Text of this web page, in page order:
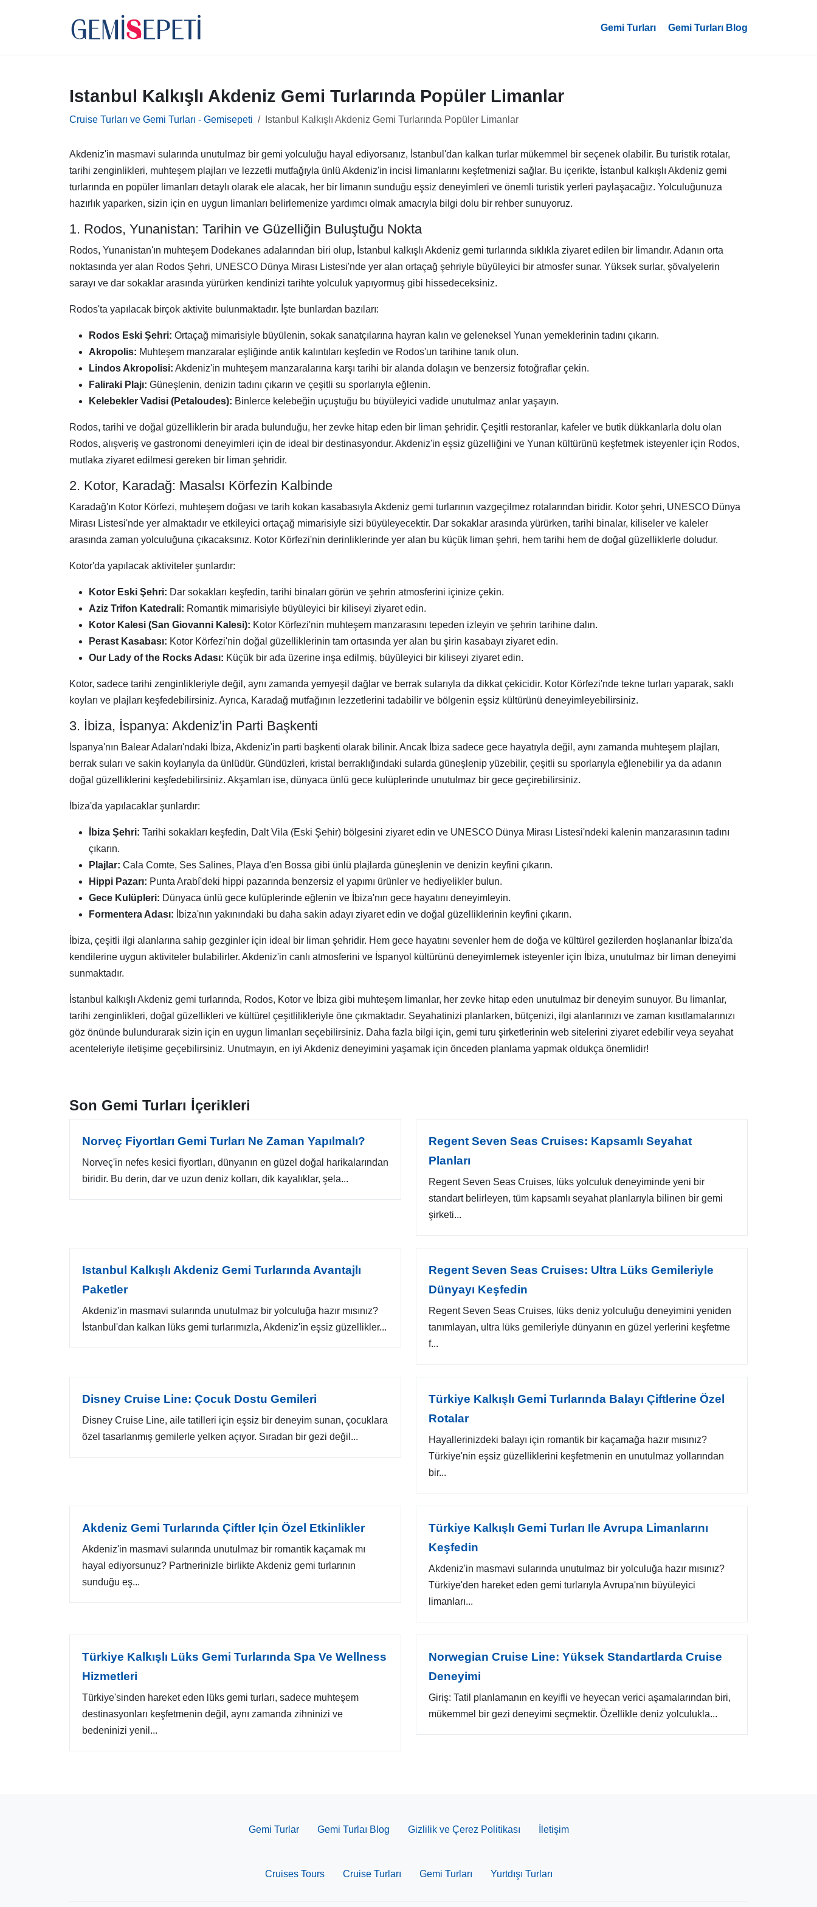
Gemi Turları Gemi Turları Blog
Istanbul Kalkışlı Akdeniz Gemi Turlarında Popüler Limanlar
Cruise Turları ve Gemi Turları - Gemisepeti Istanbul Kalkışlı Akdeniz Gemi Turlarında Popüler Limanlar
Akdeniz'in masmavi sularında unutulmaz bir gemi yolculuğu hayal ediyorsanız, İstanbul'dan kalkan turlar mükemmel bir seçenek olabilir. Bu turistik rotalar,
tarihi zenginlikleri, muhteşem plajları ve lezzetli mutfağıyla ünlü Akdeniz'in incisi limanlarını keşfetmenizi sağlar. Bu içerikte, İstanbul kalkışlı Akdeniz gemi
turlarında en popüler limanları detaylı olarak ele alacak, her bir limanın sunduğu eşsiz deneyimleri ve önemli turistik yerleri paylaşacağız. Yolculuğunuza
hazırlık yaparken, sizin için en uygun limanları belirlemenize yardımcı olmak amacıyla bilgi dolu bir rehber sunuyoruz.
1. Rodos, Yunanistan: Tarihin ve Güzelliğin Buluştuğu Nokta
Rodos, Yunanistan'ın muhteşem Dodekanes adalarından biri olup, İstanbul kalkışlı Akdeniz gemi turlarında sıklıkla ziyaret edilen bir limandır. Adanın orta
noktasında yer alan Rodos Şehri, UNESCO Dünya Mirası Listesi'nde yer alan ortaçağ şehriyle büyüleyici bir atmosfer sunar. Yüksek surlar, şövalyelerin
sarayı ve dar sokaklar arasında yürürken kendinizi tarihte yolculuk yapıyormuş gibi hissedeceksiniz.
Rodos'ta yapılacak birçok aktivite bulunmaktadır. İşte bunlardan bazıları:
Rodos Eski Şehri: Ortaçağ mimarisiyle büyülenin, sokak sanatçılarına hayran kalın ve geleneksel Yunan yemeklerinin tadını çıkarın.
Akropolis: Muhteşem manzaralar eşliğinde antik kalıntıları keşfedin ve Rodos'un tarihine tanık olun.
Lindos Akropolisi: Akdeniz'in muhteşem manzaralarına karşı tarihi bir alanda dolaşın ve benzersiz fotoğraflar çekin.
Faliraki Plajı: Güneşlenin, denizin tadını çıkarın ve çeşitli su sporlarıyla eğlenin.
Kelebekler Vadisi (Petaloudes): Binlerce kelebeğin uçuştuğu bu büyüleyici vadide unutulmaz anlar yaşayın.
Rodos, tarihi ve doğal güzelliklerin bir arada bulunduğu, her zevke hitap eden bir liman şehridir. Çeşitli restoranlar, kafeler ve butik dükkanlarla dolu olan
Rodos, alışveriş ve gastronomi deneyimleri için de ideal bir destinasyondur. Akdeniz'in eşsiz güzelliğini ve Yunan kültürünü keşfetmek isteyenler için Rodos,
mutlaka ziyaret edilmesi gereken bir liman şehridir.
2. Kotor, Karadağ: Masalsı Körfezin Kalbinde
Karadağ'ın Kotor Körfezi, muhteşem doğası ve tarih kokan kasabasıyla Akdeniz gemi turlarının vazgeçilmez rotalarından biridir. Kotor şehri, UNESCO Dünya
Mirası Listesi'nde yer almaktadır ve etkileyici ortaçağ mimarisiyle sizi büyüleyecektir. Dar sokaklar arasında yürürken, tarihi binalar, kiliseler ve kaleler
arasında zaman yolculuğuna çıkacaksınız. Kotor Körfezi'nin derinliklerinde yer alan bu küçük liman şehri, hem tarihi hem de doğal güzelliklerle doludur.
Kotor'da yapılacak aktiviteler şunlardır:
Kotor Eski Şehri: Dar sokakları keşfedin, tarihi binaları görün ve şehrin atmosferini içinize çekin.
Aziz Trifon Katedrali: Romantik mimarisiyle büyüleyici bir kiliseyi ziyaret edin.
Kotor Kalesi (San Giovanni Kalesi): Kotor Körfezi'nin muhteşem manzarasını tepeden izleyin ve şehrin tarihine dalın.
Perast Kasabası: Kotor Körfezi'nin doğal güzelliklerinin tam ortasında yer alan bu şirin kasabayı ziyaret edin.
Our Lady of the Rocks Adası: Küçük bir ada üzerine inşa edilmiş, büyüleyici bir kiliseyi ziyaret edin.
Kotor, sadece tarihi zenginlikleriyle değil, aynı zamanda yemyeşil dağlar ve berrak sularıyla da dikkat çekicidir. Kotor Körfezi'nde tekne turları yaparak, saklı
koyları ve plajları keşfedebilirsiniz. Ayrıca, Karadağ mutfağının lezzetlerini tadabilir ve bölgenin eşsiz kültürünü deneyimleyebilirsiniz.
3. İbiza, İspanya: Akdeniz'in Parti Başkenti
İspanya'nın Balear Adaları'ndaki İbiza, Akdeniz'in parti başkenti olarak bilinir. Ancak İbiza sadece gece hayatıyla değil, aynı zamanda muhteşem plajları,
berrak suları ve sakin koylarıyla da ünlüdür. Gündüzleri, kristal berraklığındaki sularda güneşlenip yüzebilir, çeşitli su sporlarıyla eğlenebilir ya da adanın
doğal güzelliklerini keşfedebilirsiniz. Akşamları ise, dünyaca ünlü gece kulüplerinde unutulmaz bir gece geçirebilirsiniz.
İbiza'da yapılacaklar şunlardır:
İbiza Şehri: Tarihi sokakları keşfedin, Dalt Vila (Eski Şehir) bölgesini ziyaret edin ve UNESCO Dünya Mirası Listesi'ndeki kalenin manzarasının tadını
çıkarın.
Plajlar: Cala Comte, Ses Salines, Playa d'en Bossa gibi ünlü plajlarda güneşlenin ve denizin keyfini çıkarın.
Hippi Pazarı: Punta Arabí'deki hippi pazarında benzersiz el yapımı ürünler ve hediyelikler bulun.
Gece Kulüpleri: Dünyaca ünlü gece kulüplerinde eğlenin ve İbiza'nın gece hayatını deneyimleyin.
Formentera Adası: İbiza'nın yakınındaki bu daha sakin adayı ziyaret edin ve doğal güzelliklerinin keyfini çıkarın.
İbiza, çeşitli ilgi alanlarına sahip gezginler için ideal bir liman şehridir. Hem gece hayatını sevenler hem de doğa ve kültürel gezilerden hoşlananlar İbiza'da
kendilerine uygun aktiviteler bulabilirler. Akdeniz'in canlı atmosferini ve İspanyol kültürünü deneyimlemek isteyenler için İbiza, unutulmaz bir liman deneyimi
sunmaktadır.
İstanbul kalkışlı Akdeniz gemi turlarında, Rodos, Kotor ve İbiza gibi muhteşem limanlar, her zevke hitap eden unutulmaz bir deneyim sunuyor. Bu limanlar,
tarihi zenginlikleri, doğal güzellikleri ve kültürel çeşitlilikleriyle öne çıkmaktadır. Seyahatinizi planlarken, bütçenizi, ilgi alanlarınızı ve zaman kısıtlamalarınızı
göz önünde bulundurarak sizin için en uygun limanları seçebilirsiniz. Daha fazla bilgi için, gemi turu şirketlerinin web sitelerini ziyaret edebilir veya seyahat
acenteleriyle iletişime geçebilirsiniz. Unutmayın, en iyi Akdeniz deneyimini yaşamak için önceden planlama yapmak oldukça önemlidir!
Son Gemi Turları İçerikleri
Norveç Fiyortları Gemi Turları Ne Zaman Yapılmalı?
Norveç'in nefes kesici fiyortları, dünyanın en güzel doğal harikalarından
biridir. Bu derin, dar ve uzun deniz kolları, dik kayalıklar, şela...
Regent Seven Seas Cruises: Kapsamlı Seyahat
Planları
Regent Seven Seas Cruises, lüks yolculuk deneyiminde yeni bir
standart belirleyen, tüm kapsamlı seyahat planlarıyla bilinen bir gemi
şirketi...
Istanbul Kalkışlı Akdeniz Gemi Turlarında Avantajlı
Paketler
Akdeniz'in masmavi sularında unutulmaz bir yolculuğa hazır mısınız?
İstanbul'dan kalkan lüks gemi turlarımızla, Akdeniz'in eşsiz güzellikler...
Regent Seven Seas Cruises: Ultra Lüks Gemileriyle
Dünyayı Keşfedin
Regent Seven Seas Cruises, lüks deniz yolculuğu deneyimini yeniden
tanımlayan, ultra lüks gemileriyle dünyanın en güzel yerlerini keşfetme
f...
Disney Cruise Line: Çocuk Dostu Gemileri
Disney Cruise Line, aile tatilleri için eşsiz bir deneyim sunan, çocuklara
özel tasarlanmış gemilerle yelken açıyor. Sıradan bir gezi değil...
Türkiye Kalkışlı Gemi Turlarında Balayı Çiftlerine Özel
Rotalar
Hayallerinizdeki balayı için romantik bir kaçamağa hazır mısınız?
Türkiye'nin eşsiz güzelliklerini keşfetmenin en unutulmaz yollarından
bir...
Akdeniz Gemi Turlarında Çiftler Için Özel Etkinlikler
Akdeniz'in masmavi sularında unutulmaz bir romantik kaçamak mı
hayal ediyorsunuz? Partnerinizle birlikte Akdeniz gemi turlarının
sunduğu eş...
Türkiye Kalkışlı Gemi Turları Ile Avrupa Limanlarını
Keşfedin
Akdeniz'in masmavi sularında unutulmaz bir yolculuğa hazır mısınız?
Türkiye'den hareket eden gemi turlarıyla Avrupa'nın büyüleyici
limanları...
Türkiye Kalkışlı Lüks Gemi Turlarında Spa Ve Wellness
Hizmetleri
Türkiye'sinden hareket eden lüks gemi turları, sadece muhteşem
destinasyonları keşfetmenin değil, aynı zamanda zihninizi ve
bedeninizi yenil...
Norwegian Cruise Line: Yüksek Standartlarda Cruise
Deneyimi
Giriş: Tatil planlamanın en keyifli ve heyecan verici aşamalarından biri,
mükemmel bir gezi deneyimi seçmektir. Özellikle deniz yolculukla...
Gemi Turlar Gemi Turlaı Blog Gizlilik ve Çerez Politikası İletişim
Cruises Tours Cruise Turları Gemi Turları Yurtdışı Turları